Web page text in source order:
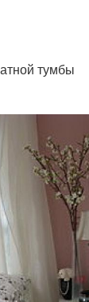
тумбы